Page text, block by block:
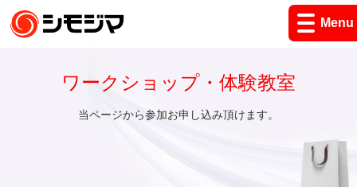
Menu
ワークショップ・体験教室
当ページから参加お申し込み頂けます。